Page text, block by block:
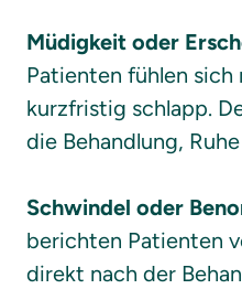
Müdigkeit oder
Patienten fühlen sich
kurzfristig schlapp.
die Behandlung,
Schwindel oder
berichten Patienten
direkt nach der